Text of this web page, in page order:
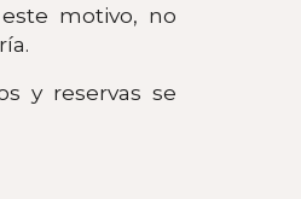
motivo, no
y reservas se